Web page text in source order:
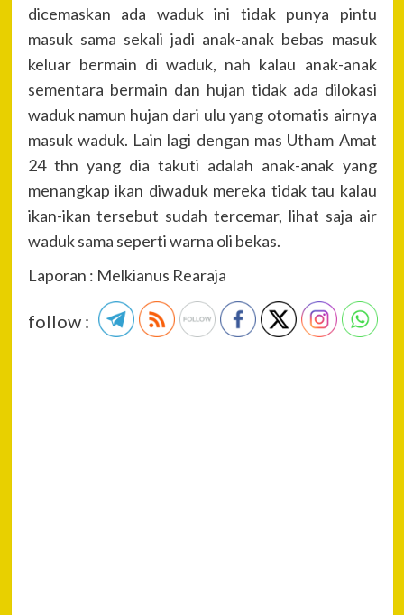
dicemaskan ada waduk ini tidak punya pintu
masuk sama sekali jadi anak-anak bebas masuk
keluar bermain di waduk, nah kalau anak-anak
sementara bermain dan hujan tidak ada dilokasi
waduk namun hujan dari ulu yang otomatis airnya
masuk waduk. Lain lagi dengan mas Utham Amat
24 thn yang dia takuti adalah anak-anak yang
menangkap ikan diwaduk mereka tidak tau kalau
ikan-ikan tersebut sudah tercemar, lihat saja air
waduk sama seperti warna oli bekas.
Laporan : Melkianus Rearaja
follow :